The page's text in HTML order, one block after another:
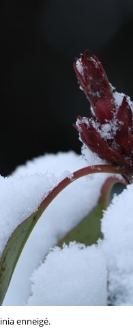
enneigé.